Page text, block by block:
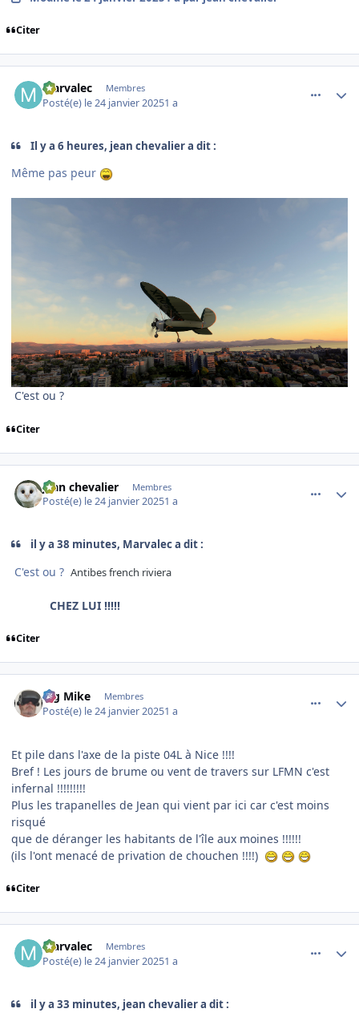
Citer
Marvalec Membres
Posté(e) le 24 janvier 20251 a
Il y a 6 heures, jean chevalier a dit :
Même pas peur
C'est ou ?
Citer
jean chevalier Membres
Posté(e) le 24 janvier 20251 a
il y a 38 minutes, Marvalec a dit :
C'est ou ? Antibes french riviera
CHEZ LUI !!!!!
Citer
Big Mike Membres
Posté(e) le 24 janvier 20251 a
Et pile dans l'axe de la piste 04L à Nice !!!!
Bref ! Les jours de brume ou vent de travers sur LFMN c'est
infernal !!!!!!!!!
Plus les trapanelles de Jean qui vient par ici car c'est moins
risqué
que de déranger les habitants de l'île aux moines !!!!!!
(ils l'ont menacé de privation de chouchen !!!!)
Citer
Marvalec Membres
Posté(e) le 24 janvier 20251 a
il y a 33 minutes, jean chevalier a dit :